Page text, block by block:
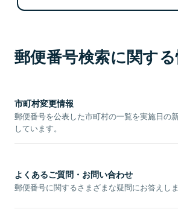
郵便番号検索に関す
市町村変更情報
郵便番号を公表した市町村の一覧を実施日の
しています。
よくあるご質問・お問い合わせ
郵便番号に関するさまざまな疑問にお答えしま